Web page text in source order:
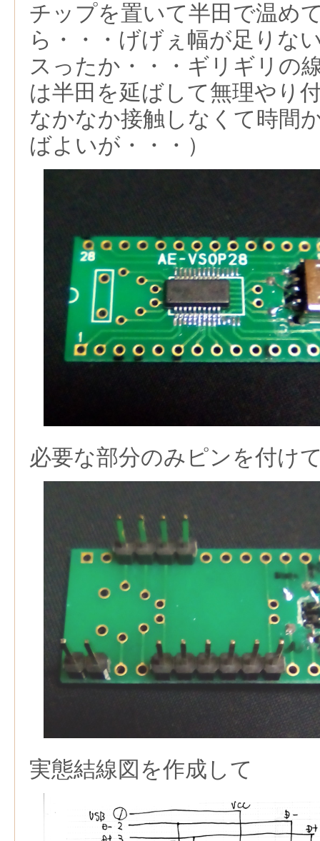
チップを置いて半田で温め
ら・・・げげぇ幅が足りな
スったか・・・ギリギリの
は半田を延ばして無理やり
なかなか接触しなくて時間
ばよいが・・・）
必要な部分のみピンを付け
実態結線図を作成して